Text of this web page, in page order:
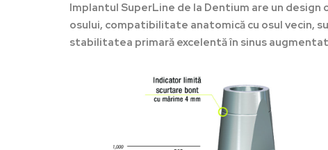
Hit enter to search or ESC to close
Implantul SuperLine de la Dentium are un
osului, compatibilitate anatomică cu osul vecin,
stabilitatea primară excelentă în sinus